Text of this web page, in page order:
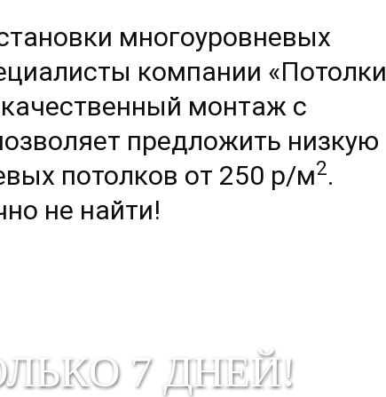
многоуровневых
компании «Потолки
монтаж с
предложить низкую
потолков от 250 р/м2.
не найти!
7 ДНЕЙ!